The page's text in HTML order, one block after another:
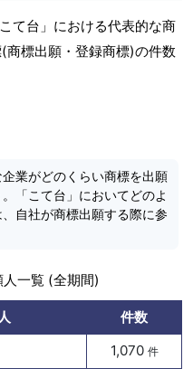
て台」における代表的な商
商標出願・登録商標)の件数
業がどのくらい商標を出願
「こて台」においてどのよ
自社が商標出願する際に参
一覧 (全期間)
件数
1,070 件